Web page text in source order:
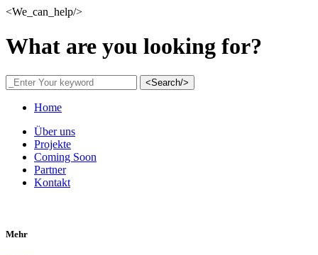
<We_can_help/>
What are you looking for?
<Search/>
Home
Über uns
Projekte
Coming Soon
Partner
Kontakt
Mehr